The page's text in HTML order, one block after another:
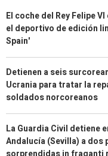
El coche del Rey Felipe
el deportivo de edición
Spain'
Detienen a seis
Ucrania para tratar la
soldados norcoreanos
La Guardia Civil detiene
Andalucía (Sevilla) a dos